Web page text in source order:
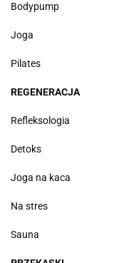
Bodypump
Joga
Pilates
REGENERACJA
Refleksologia
Detoks
Joga na kaca
Na stres
Sauna